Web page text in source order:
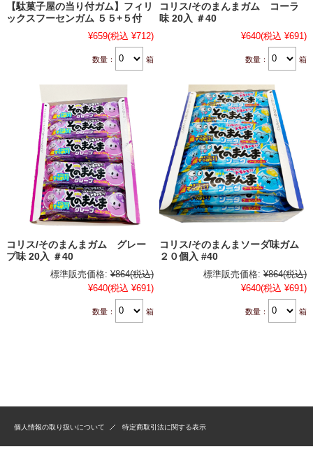
【駄菓子屋の当り付ガム】フィリ
ックスフーセンガム ５５+５付
¥659(税込 ¥712)
数量： 箱
コリス/そのまんまガム コーラ
味 20入 ＃40
¥640(税込 ¥691)
数量： 箱
コリス/そのまんまガム グレー
プ味 20入 ＃40
標準販売価格: ¥864(税込)
¥640(税込 ¥691)
数量： 箱
コリス/そのまんまソーダ味ガム
２０個入 #40
標準販売価格: ¥864(税込)
¥640(税込 ¥691)
数量： 箱
個人情報の取り扱いについて 特定商取引法に関する表示